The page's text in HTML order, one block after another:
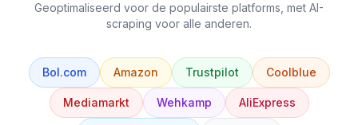
Geoptimaliseerd voor de populairste platforms, met AI-
scraping voor alle anderen.
Bol.com Amazon Trustpilot Coolblue
Mediamarkt Wehkamp AliExpress